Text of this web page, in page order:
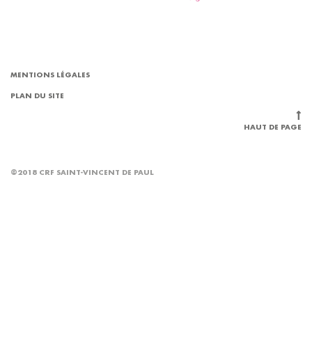
MENTIONS LÉGALES
PLAN DU SITE
HAUT DE PAGE
©2018 CRF SAINT-VINCENT DE PAUL